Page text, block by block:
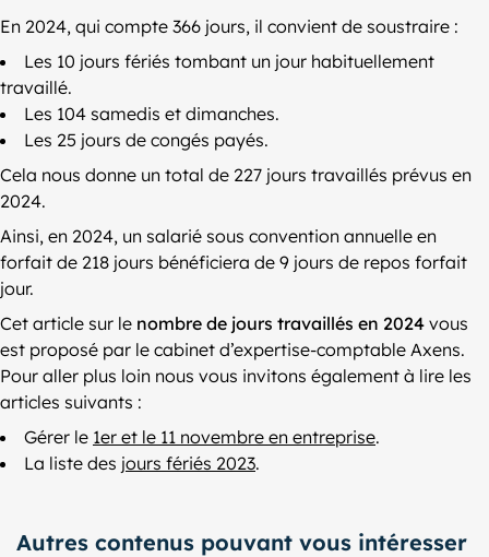
En 2024, qui compte 366 jours, il convient de soustraire :
Les 10 jours fériés tombant un jour habituellement
travaillé.
Les 104 samedis et dimanches.
Les 25 jours de congés payés.
Cela nous donne un total de 227 jours travaillés prévus en
2024.
Ainsi, en 2024, un salarié sous convention annuelle en
forfait de 218 jours bénéficiera de 9 jours de repos forfait
jour.
Cet article sur le nombre de jours travaillés en 2024 vous
est proposé par le cabinet d’expertise-comptable Axens.
Pour aller plus loin nous vous invitons également à lire les
articles suivants :
Gérer le 1er et le 11 novembre en entreprise.
La liste des jours fériés 2023.
Autres contenus pouvant vous intéresser